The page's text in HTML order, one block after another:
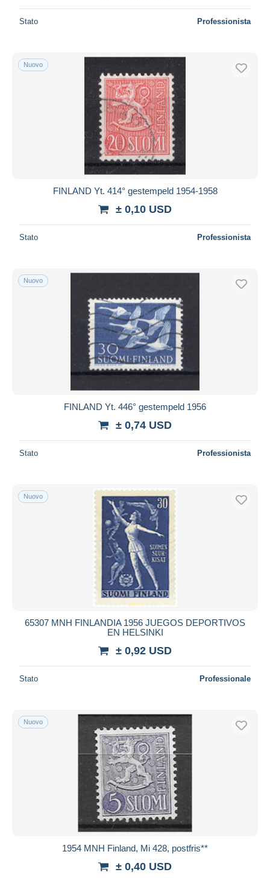
Stato Professionista
Nuovo
FINLAND Yt. 414° gestempeld 1954-1958
± 0,10 USD
Stato Professionista
Nuovo
FINLAND Yt. 446° gestempeld 1956
± 0,74 USD
Stato Professionista
Nuovo
65307 MNH FINLANDIA 1956 JUEGOS DEPORTIVOS
EN HELSINKI
± 0,92 USD
Stato Professionale
Nuovo
1954 MNH Finland, Mi 428, postfris**
± 0,40 USD